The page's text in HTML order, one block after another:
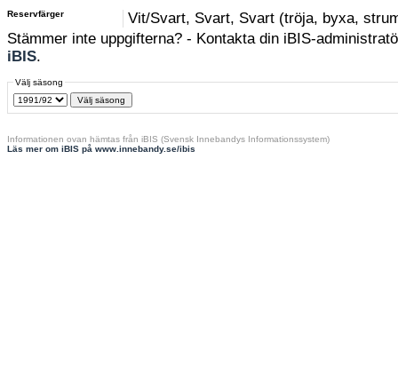
Reservfärger
Vit/Svart, Svart, Svart (tröja, byxa,
Stämmer inte uppgifterna? - Kontakta din iBIS-
iBIS.
Välj säsong
Informationen ovan hämtas från iBIS (Svensk Innebandys Informationssystem)
Läs mer om iBIS på www.innebandy.se/ibis